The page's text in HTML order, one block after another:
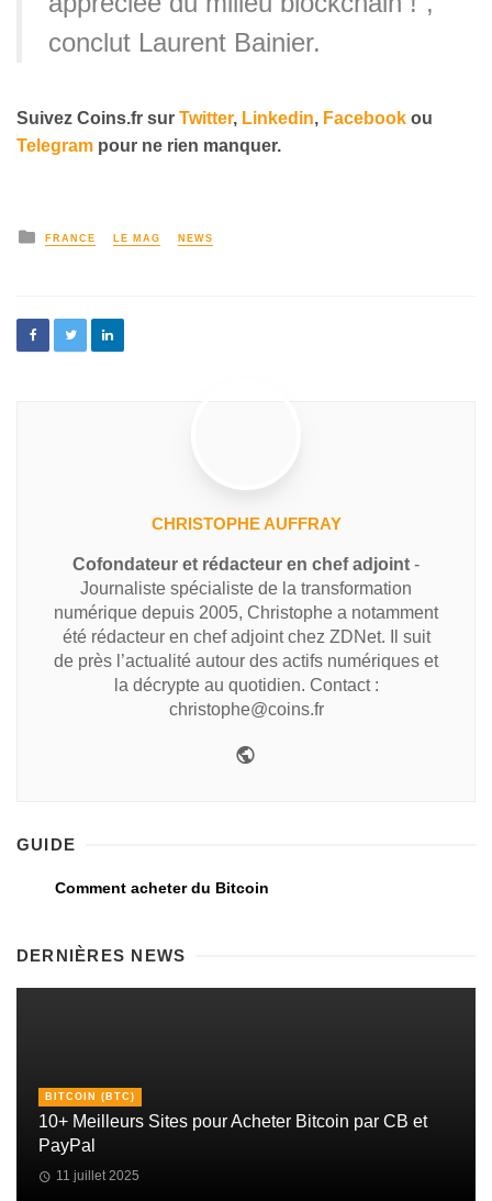
conclut Laurent Bainier.
Suivez Coins.fr sur Twitter, Linkedin, Facebook ou
Telegram pour ne rien manquer.
FRANCE LE MAG NEWS
CHRISTOPHE AUFFRAY
Cofondateur et rédacteur en chef adjoint -
Journaliste spécialiste de la transformation
numérique depuis 2005, Christophe a notamment
été rédacteur en chef adjoint chez ZDNet. Il suit
de près l’actualité autour des actifs numériques et
la décrypte au quotidien. Contact :
christophe@coins.fr
GUIDE
Comment acheter du Bitcoin
DERNIÈRES NEWS
BITCOIN (BTC)
10+ Meilleurs Sites pour Acheter Bitcoin par CB et
PayPal
11 juillet 2025